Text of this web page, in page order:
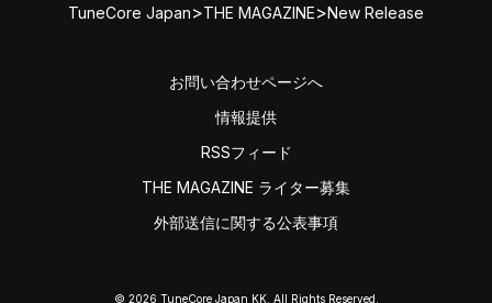
TuneCore Japan>THE MAGAZINE>New Release
お問い合わせページへ
情報提供
RSSフィード
THE MAGAZINE ライター募集
外部送信に関する公表事項
© 2026 TuneCore Japan KK. All Rights Reserved.